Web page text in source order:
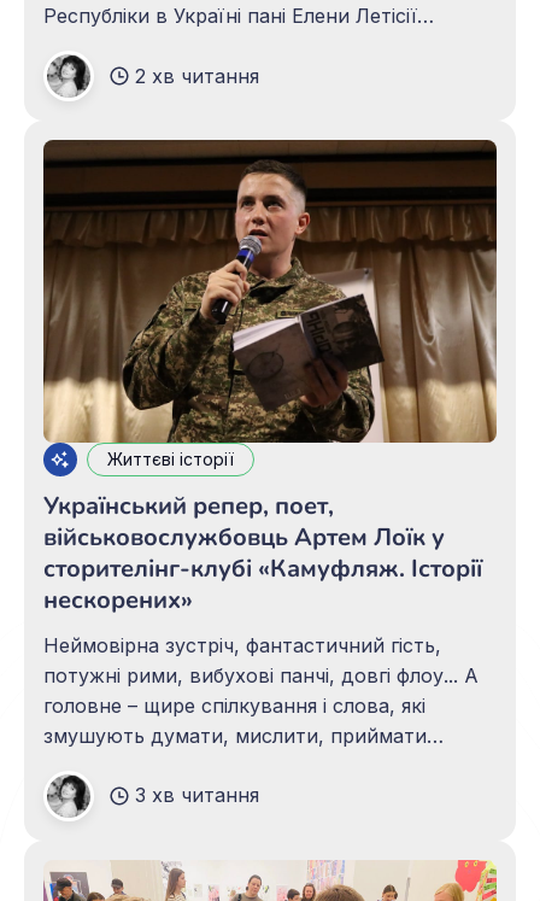
Республіки в Україні пані Елени Летісії
подія. Вона присвячена Дню традицій
Аргентини, який щорічно відзначають 10
листопада, та дню народження видатного
поета Хосе Ернандеса. Захід урочисто
відкрила Генеральний директор бібліотеки
2 хв читання
Життєві історії
Український репер, поет,
військовослужбовць Артем Лоїк у
сторителінг-клубі «Камуфляж. Історії
нескорених»
Неймовірна зустріч, фантастичний гість,
потужні рими, вибухові панчі, довгі флоу... А
головне – щире спілкування і слова, які
змушують думати, мислити, приймати
клубі «Камуфляж. Історії нескорених» з
Артемом Лоїком – українським репером,
поетом, військовослужбовцем, щирим
патріотом, справжнім українцем.
3 хв читання